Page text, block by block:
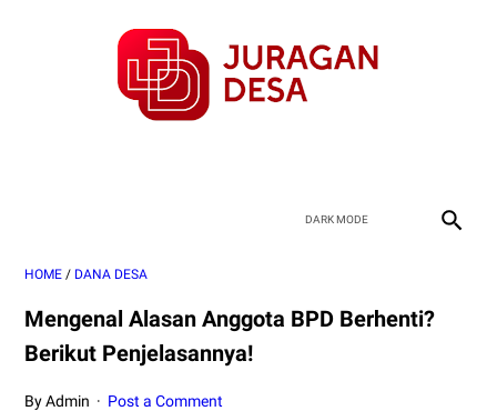
HOME / DANA DESA
Mengenal Alasan Anggota BPD Berhenti?
Berikut Penjelasannya!
By Admin Post a Comment